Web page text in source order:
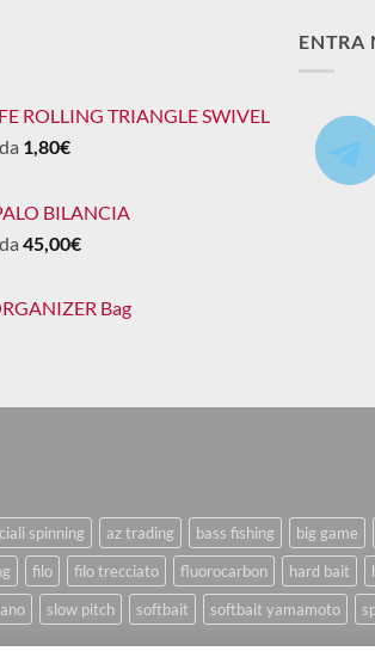
ROLLING TRIANGLE SWIVEL
1,80€
BILANCIA
45,00€
Bag
ENTRA
spinning az trading bass fishing big game
filo filo trecciato fluorocarbon hard bait
slow pitch softbait softbait yamamoto